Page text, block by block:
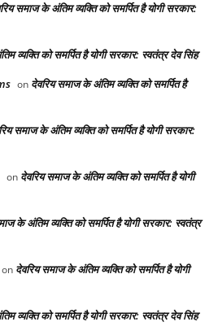
समाज के अंतिम व्यक्ति को समर्पित है योगी सरकार:
व्यक्ति को समर्पित है योगी सरकार: स्वतंत्र देव सिंह
on देवरिय समाज के अंतिम व्यक्ति को समर्पित है
समाज के अंतिम व्यक्ति को समर्पित है योगी सरकार:
on देवरिय समाज के अंतिम व्यक्ति को समर्पित है योगी
के अंतिम व्यक्ति को समर्पित है योगी सरकार: स्वतंत्र
on देवरिय समाज के अंतिम व्यक्ति को समर्पित है योगी
व्यक्ति को समर्पित है योगी सरकार: स्वतंत्र देव सिंह